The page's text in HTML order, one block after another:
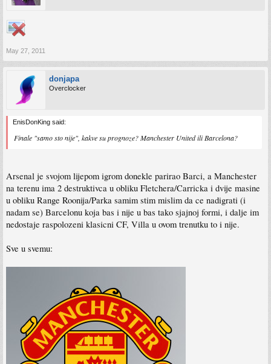
May 27, 2011
donjapa
Overclocker
EnisDonKing said:
Finale "samo sto nije", kakve su prognoze? Manchester United ili Barcelona?
Arsenal je svojom lijepom igrom donekle parirao Barci, a Manchester
na terenu ima 2 destruktivca u obliku Fletchera/Carricka i dvije masine
u obliku Range Roonija/Parka samim stim mislim da ce nadigrati (i
nadam se) Barcelonu koja bas i nije u bas tako sjajnoj formi, i dalje im
nedostaje raspolozeni klasicni CF, Villa u ovom trenutku to i nije.
Sve u svemu: